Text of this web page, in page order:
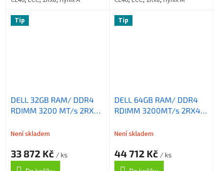
Tip
DELL 32GB RAM/ DDR4
RDIMM 3200 MT/s 2RX8
R650, R750, R450, R550,
R7920
Není skladem
33 872 Kč / ks
Tip
DELL 64GB RAM/ DDR4
RDIMM 3200MT/s 2RX4/
T550, T640, XR11, R750,
R7920
Není skladem
44 712 Kč / ks